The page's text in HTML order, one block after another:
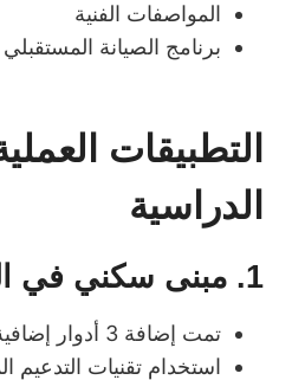
المواصفات الفنية
برنامج الصيانة المستقبلي
التطبيقات
الدراسية
1. مبنى سكني في الرياض
تمت إضافة 3 أدوار إضافية
استخدام تقنيات التدعيم